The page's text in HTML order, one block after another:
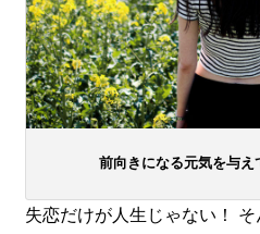
前向きになる元気を与
失恋だけが人生じゃない！